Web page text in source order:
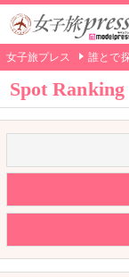
女子旅プレス 誰とで
Spot Ranking